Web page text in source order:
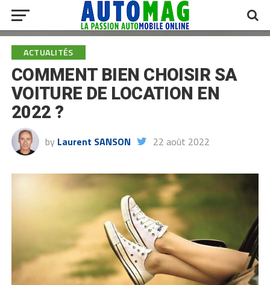
ACTUALITÉS
COMMENT BIEN CHOISIR SA
VOITURE DE LOCATION EN
2022 ?
by Laurent SANSON 22 août 2022